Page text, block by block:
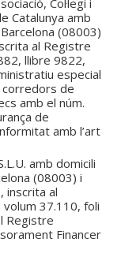
Col·legi i
Catalunya amb
(08003)
al Registre
llibre 9822,
especial
corredors de
amb el núm.
de
amb l’art
amb domicili
(08003) i
inscrita al
37.110, foli
Registre
Financer